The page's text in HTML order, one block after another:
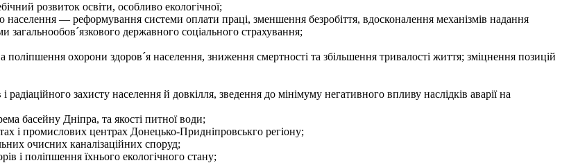
розвиток освіти, особливо екологічної;
населення — реформування системи оплати праці, зменшення безробіття, вдосконалення механізмів надання
державного соціального страхування;
охорони здоров´я населення, зниження смертності та збільшення тривалості життя; зміцнення позицій
радіаційного захисту населення й довкілля, зведення до мінімуму негативного впливу наслідків аварії на
басейну Дніпра, та якості питної води;
і промислових центрах Донецько-Придніпровськго регіону;
очисних каналізаційних споруд;
і поліпшення їхнього екологічного стану;